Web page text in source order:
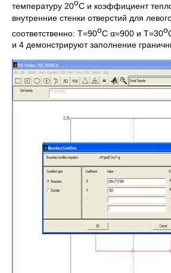
температуру 20оС и коэффициент
внутренние стенки отверстий для
соответственно: T=90oC α=900 и T=30o
и 4 демонстрируют заполнение